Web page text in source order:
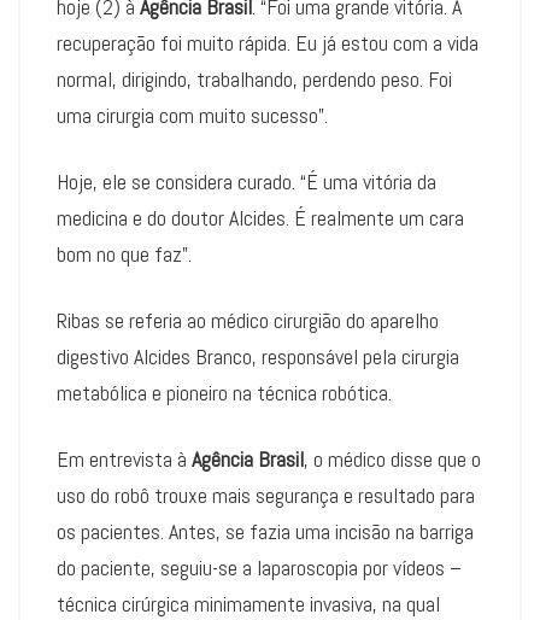
hoje (2) à Agência Brasil. “Foi uma grande vitória. A
recuperação foi muito rápida. Eu já estou com a vida
normal, dirigindo, trabalhando, perdendo peso. Foi
uma cirurgia com muito sucesso”.
Hoje, ele se considera curado. “É uma vitória da
medicina e do doutor Alcides. É realmente um cara
bom no que faz”.
Ribas se referia ao médico cirurgião do aparelho
digestivo Alcides Branco, responsável pela cirurgia
metabólica e pioneiro na técnica robótica.
Em entrevista à Agência Brasil, o médico disse que o
uso do robô trouxe mais segurança e resultado para
os pacientes. Antes, se fazia uma incisão na barriga
do paciente, seguiu-se a laparoscopia por vídeos –
técnica cirúrgica minimamente invasiva, na qual